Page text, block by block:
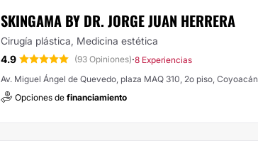
SKINGAMA BY DR. JORGE JUAN HERRERA
Cirugía plástica, Medicina estética
4.9
(93 Opiniones)·8 Experiencias
Av. Miguel Ángel de Quevedo, plaza MAQ 310, 2o piso, Coyoacán
Opciones de financiamiento